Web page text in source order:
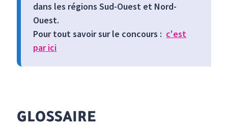
dans les régions Sud-Ouest et Nord-
Ouest.
Pour tout savoir sur le concours : c'est
par ici
GLOSSAIRE